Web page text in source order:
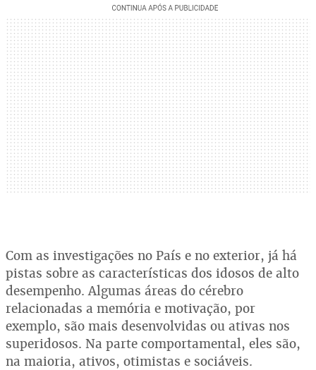
Com as investigações no País e no exterior, já há
pistas sobre as características dos idosos de alto
desempenho. Algumas áreas do cérebro
relacionadas a memória e motivação, por
exemplo, são mais desenvolvidas ou ativas nos
superidosos. Na parte comportamental, eles são,
na maioria, ativos, otimistas e sociáveis.